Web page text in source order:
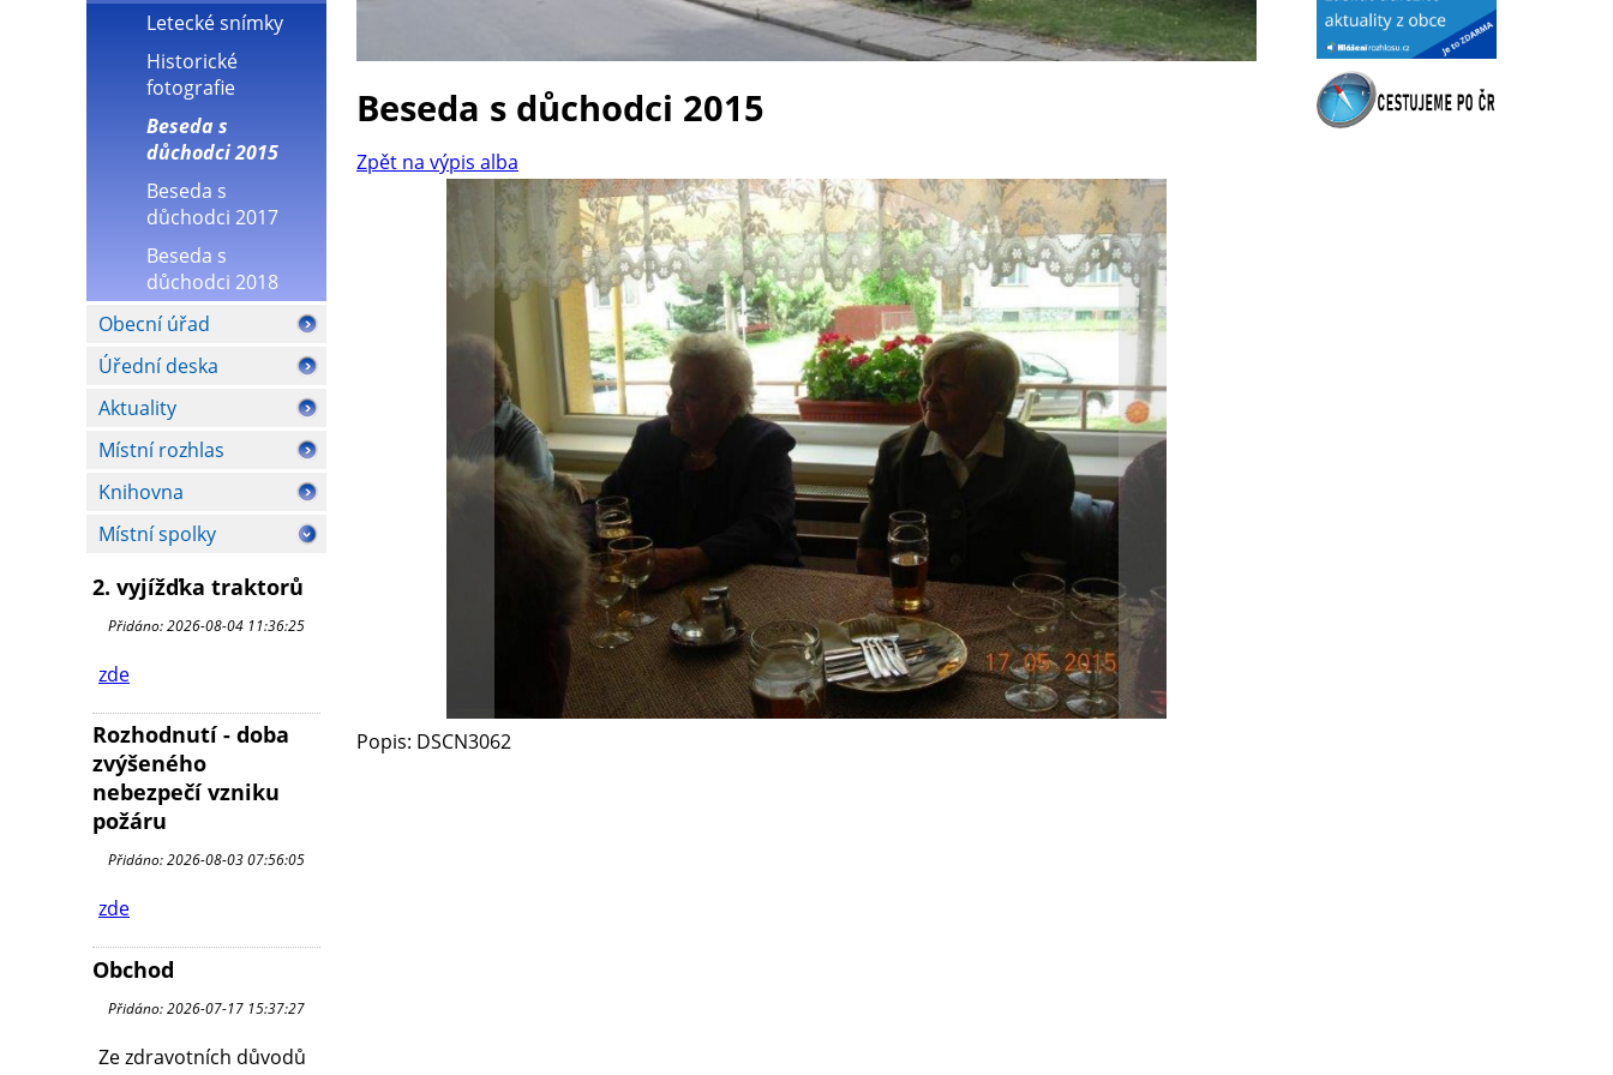
Letecké snímky
Historické
fotografie
Beseda s
důchodci 2015
Beseda s
důchodci 2017
Beseda s
důchodci 2018
Obecní úřad
Úřední deska
Aktuality
Místní rozhlas
Knihovna
Místní spolky
2. vyjížďka traktorů
Přidáno: 2026-08-04 11:36:25
zde
Rozhodnutí - doba
zvýšeného
nebezpečí vzniku
požáru
Přidáno: 2026-08-03 07:56:05
zde
Obchod
Přidáno: 2026-07-17 15:37:27
Ze zdravotních důvodů
Beseda s důchodci 2015
Zpět na výpis alba
Popis: DSCN3062